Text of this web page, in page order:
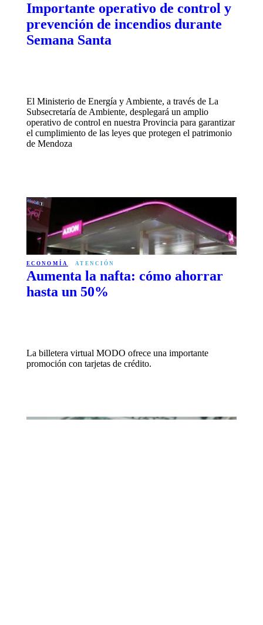
Importante operativo de control y
prevención de incendios durante
Semana Santa
El Ministerio de Energía y Ambiente, a través de La
Subsecretaría de Ambiente, desplegará un amplio
operativo de control en nuestra Provincia para garantizar
el cumplimiento de las leyes que protegen el patrimonio
de Mendoza
ECONOMÍA ATENCIÓN
Aumenta la nafta: cómo ahorrar
hasta un 50%
La billetera virtual MODO ofrece una importante
promoción con tarjetas de crédito.